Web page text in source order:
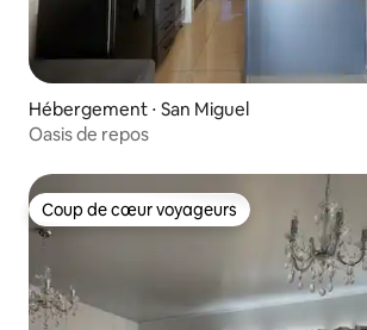
Hébergement ⋅ San Miguel
Oasis de repos
Coup de cœur voyageurs
Coup de cœur voyageurs